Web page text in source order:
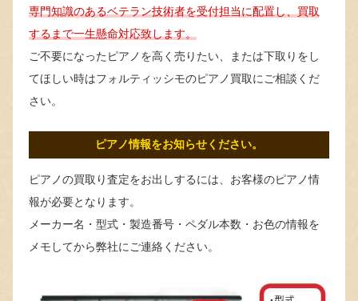
専門知識のあるベテラン技術者を受付担当に配置し、買取
するまで一生懸命対応致します。
ご不要になったピアノを高く売りたい、または下取りをし
てほしい時はフォルティッシモのピアノ買取にご相談くだ
さい。
ピアノ情報をお知らせください。
ピアノの買取り査定をお出しするには、お客様のピアノ情
報が必要となります。
メーカー名・型式・製造番号・ペダル本数・お色の情報を
メモしてから弊社にご連絡ください。